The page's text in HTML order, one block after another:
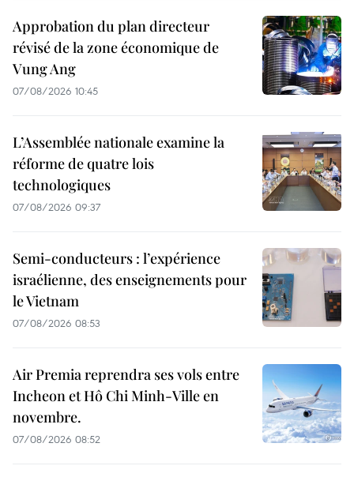
Approbation du plan directeur
révisé de la zone économique de
Vung Ang
07/08/2026 10:45
L’Assemblée nationale examine la
réforme de quatre lois
technologiques
07/08/2026 09:37
Semi-conducteurs : l’expérience
israélienne, des enseignements pour
le Vietnam
07/08/2026 08:53
Air Premia reprendra ses vols entre
Incheon et Hô Chi Minh-Ville en
novembre.
07/08/2026 08:52